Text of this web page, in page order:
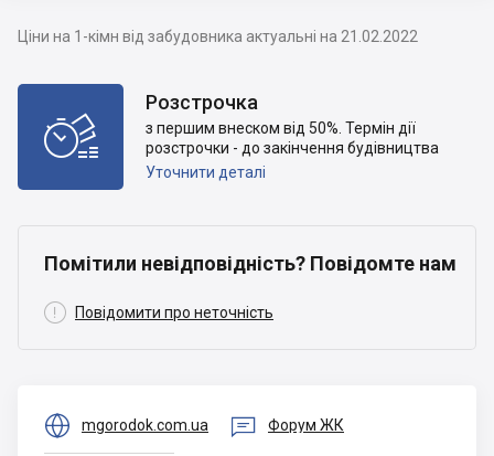
Ціни на 1-кімн від забудовника актуальні на 21.02.2022

Розстрочка
з першим внеском від 50%. Термін дії
розстрочки - до закінчення будівництва
Уточнити деталі
Помітили невідповідність? Повідомте нам
 Повідомити про неточність
 mgorodok.com.ua  Форум ЖК